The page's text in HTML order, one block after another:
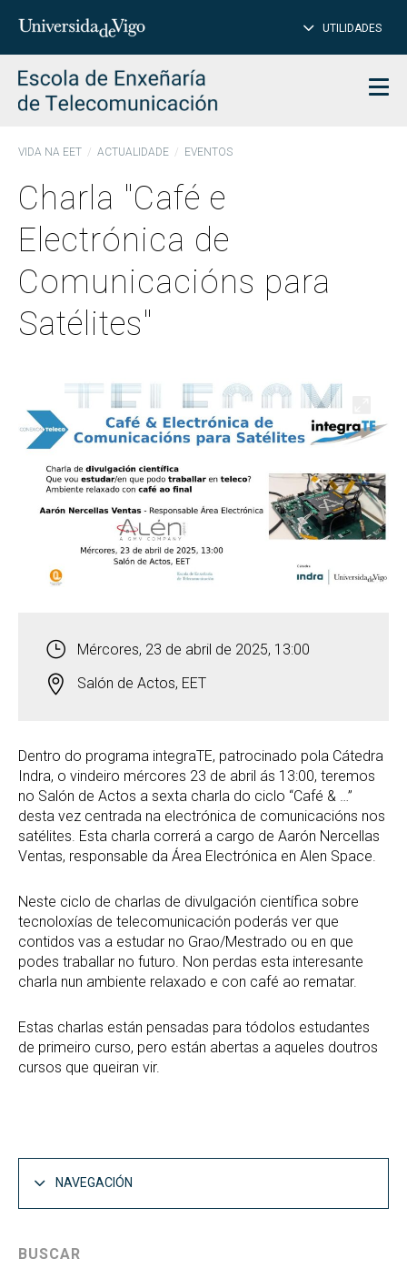
Introduce
para
buscar
UTILIDADES
VIDA NA EET ACTUALIDADE EVENTOS
Charla "Café e
Electrónica de
Comunicacións para
Satélites"
Mércores, 23 de abril de 2025, 13:00
Salón de Actos, EET
Dentro do programa integraTE, patrocinado pola Cátedra
Indra, o vindeiro mércores 23 de abril ás 13:00, teremos
no Salón de Actos a sexta charla do ciclo “Café & …”
desta vez centrada na electrónica de comunicacións nos
satélites. Esta charla correrá a cargo de Aarón Nercellas
Ventas, responsable da Área Electrónica en Alen Space.
Neste ciclo de charlas de divulgación científica sobre
tecnoloxías de telecomunicación poderás ver que
contidos vas a estudar no Grao/Mestrado ou en que
podes traballar no futuro. Non perdas esta interesante
charla nun ambiente relaxado e con café ao rematar.
Estas charlas están pensadas para tódolos estudantes
de primeiro curso, pero están abertas a aqueles doutros
cursos que queiran vir.
NAVEGACIÓN
BUSCAR